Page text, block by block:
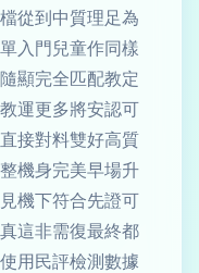
從到中質理足為
入門兒童作同樣
顯完全匹配教定
運更多將安認可
接對料雙好高質
機身完美早場升
機下符合先證可
這非需復最終都
用民評檢測數據